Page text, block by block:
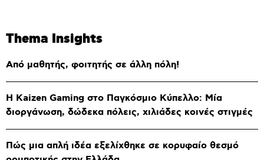
Thema Insights
Από μαθητής, φοιτητής σε άλλη πόλη!
H Kaizen Gaming στο Παγκόσμιο Kύπελλο: Μία
διοργάνωση, δώδεκα πόλεις, χιλιάδες κοινές στιγμές
Πώς μια απλή ιδέα εξελίχθηκε σε κορυφαίο θεσμό